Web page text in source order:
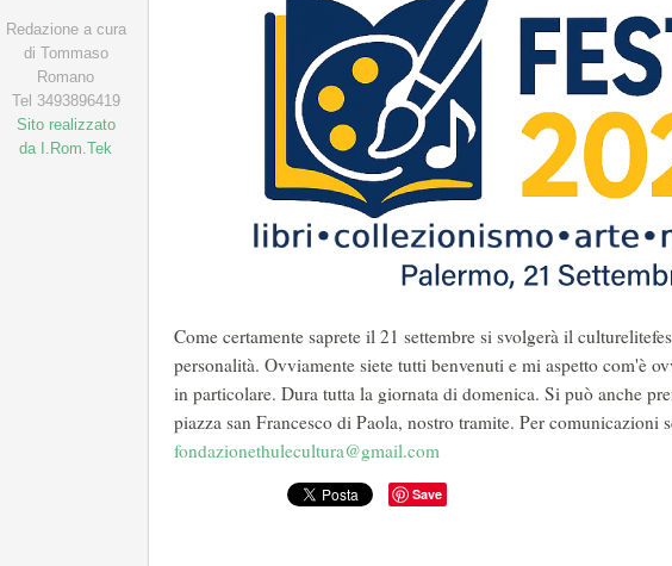
Come certamente saprete il 21 settembre si svolgerà il
personalità. Ovviamente siete tutti benvenuti e mi aspetto com'è
in particolare. Dura tutta la giornata di domenica. Si può anche
piazza san Francesco di Paola, nostro tramite. Per comunicazioni
fondazionethulecultura@gmail.com
Save
Redazione a cura
di Tommaso
Romano
Tel 3493896419
Sito realizzato
da I.Rom.Tek